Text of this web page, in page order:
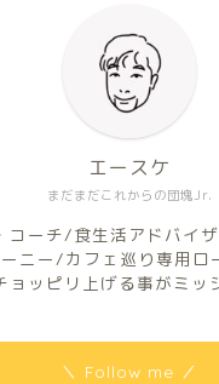
まだまだこれからの団塊Jr.
エースケ
コーチ/食生活アドバイ
ニー/カフェ巡り専用ロ
ョッピリ上げる事がミッ
＼ Follow me ／